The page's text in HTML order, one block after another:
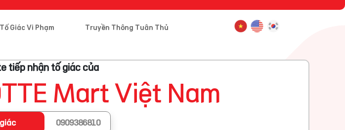
Tố Giác Vi Phạm Truyền Thông Tuân Thủ
tiếp nhận tố giác của
Mart Việt Nam
0909386810